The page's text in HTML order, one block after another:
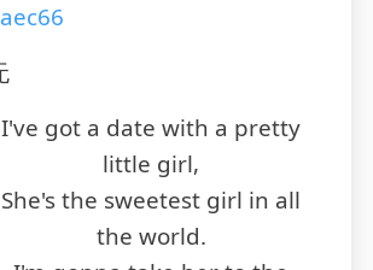
I've got a date with a pretty
little girl,
She's the sweetest girl in all
the world.